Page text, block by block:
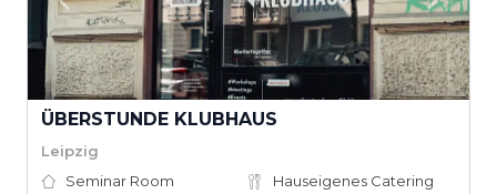
ÜBERSTUNDE KLUBHAUS
Leipzig
Seminar Room
Hauseigenes Catering